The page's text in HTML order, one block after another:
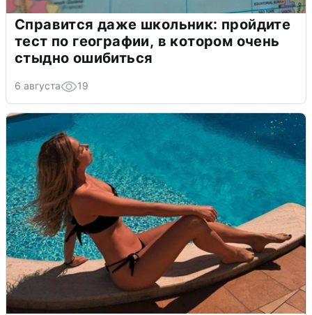
Справится даже школьник: пройдите
тест по географии, в котором очень
стыдно ошибиться
6 августа 19